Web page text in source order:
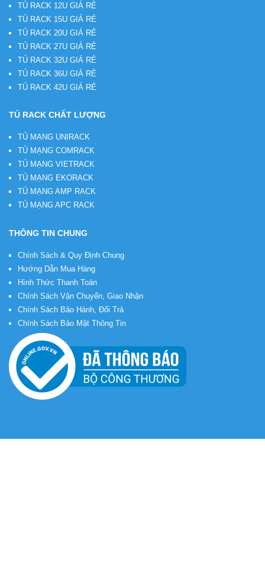
TỦ RACK 12U GIÁ RẺ
TỦ RACK 15U GIÁ RẺ
TỦ RACK 20U GIÁ RẺ
TỦ RACK 27U GIÁ RẺ
TỦ RACK 32U GIÁ RẺ
TỦ RACK 36U GIÁ RẺ
TỦ RACK 42U GIÁ RẺ
TỦ RACK CHẤT LƯỢNG
TỦ MẠNG UNIRACK
TỦ MẠNG COMRACK
TỦ MẠNG VIETRACK
TỦ MẠNG EKORACK
TỦ MẠNG AMP RACK
TỦ MẠNG APC RACK
THÔNG TIN CHUNG
Chính Sách & Quy Định Chung
Hướng Dẫn Mua Hàng
Hình Thức Thanh Toán
Chính Sách Vận Chuyển, Giao Nhận
Chính Sách Bảo Hành, Đổi Trả
Chính Sách Bảo Mật Thông Tin